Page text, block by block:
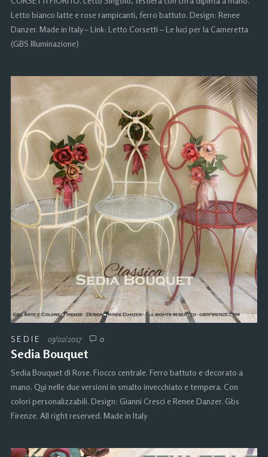
Letto bianco latte e rose rampicanti, ferro battuto. Design: Renee
Danzer. Made in Italy – Link: Letto Corsetti – Le luci per la Cameretta
(GBS Illuminazione)
SEDIE 03/02/2017 0
Sedia Bouquet
Sedia Bouquet di Rose. Fiocco centrale. Ferro battuto e decorato a
mano. Qui nelle due versioni in smalto invecchiato e tempera. Con
colori personalizzabili. Design: Gianni Cresci e Renee Danzer. Gbs
Firenze. All right reserved. Made in Italy